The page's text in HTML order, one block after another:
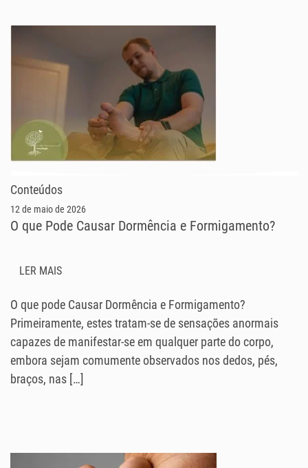
Conteúdos
12 de maio de 2026
O que Pode Causar Dormência e Formigamento?
LER MAIS
O que pode Causar Dormência e Formigamento?
Primeiramente, estes tratam-se de sensações anormais
capazes de manifestar-se em qualquer parte do corpo,
embora sejam comumente observados nos dedos, pés,
braços, nas […]